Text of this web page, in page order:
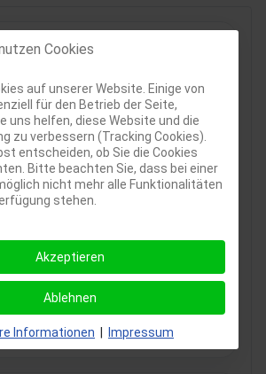
Erzeugung:14.23 kW
Cookies
auf unserer Website. Einige von
für den Betrieb der Seite,
uns helfen, diese Website und die
zu verbessern (Tracking Cookies).
entscheiden, ob Sie die Cookies
Bitte beachten Sie, dass bei einer
nicht mehr alle Funktionalitäten
stehen.
Akzeptieren
Ablehnen
Informationen Impressum